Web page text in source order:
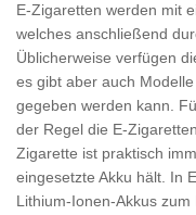
E-Zigaretten werden mit
welches anschließend
Üblicherweise verfügen
es gibt aber auch
gegeben werden kann.
der Regel die E-
Zigarette ist praktisch
eingesetzte Akku hält. In
Lithium-Ionen-Akkus